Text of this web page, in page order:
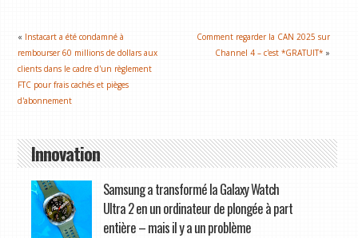
« Instacart a été condamné à
rembourser 60 millions de dollars aux
clients dans le cadre d'un règlement
FTC pour frais cachés et pièges
d'abonnement
Comment regarder la CAN 2025 sur
Channel 4 – c'est *GRATUIT* »
Innovation
Samsung a transformé la Galaxy Watch
Ultra 2 en un ordinateur de plongée à part
entière – mais il y a un problème